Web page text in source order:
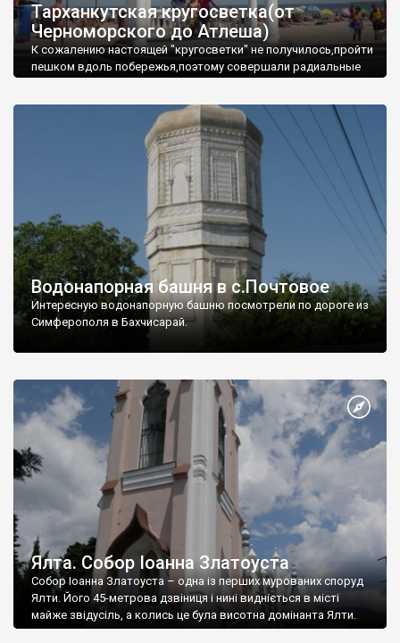
Тарханкутская кругосветка(от
Черноморского до Атлеша)
К сожалению настоящей "кругосветки" не получилось,пройти
пешком вдоль побережья,поэтому совершали радиальные
Водонапорная башня в с.Почтовое
Интересную водонапорную башню посмотрели по дороге из
Симферополя в Бахчисарай.
Ялта. Собор Іоанна Златоуста
Собор Іоанна Златоуста – одна із перших мурованих споруд
Ялти. Його 45-метрова дзвіниця і нині видніється в місті
майже звідусіль, а колись це була висотна домінанта Ялти.